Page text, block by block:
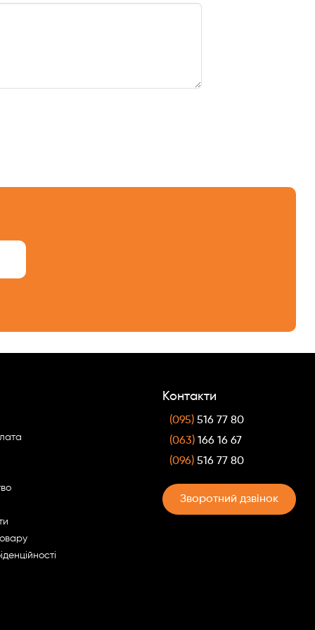
Контакти
(095) 516 77 80
(063) 166 16 67
(096) 516 77 80
Зворотний дзвінок